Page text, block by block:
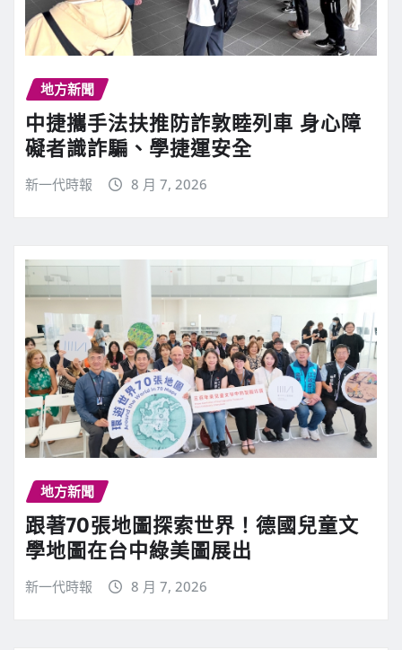
地方新聞
中捷攜手法扶推防詐敦睦列車 身心障
礙者識詐騙、學捷運安全
新一代時報 8 月 7, 2026
地方新聞
跟著70張地圖探索世界！德國兒童文
學地圖在台中綠美圖展出
新一代時報 8 月 7, 2026